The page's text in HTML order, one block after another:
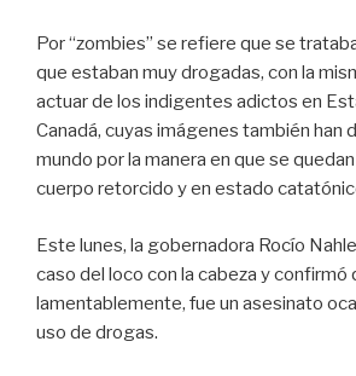
Por “zombies” se refiere que se
que estaban muy drogadas, con la
actuar de los indigentes adictos en
Canadá, cuyas imágenes también han
mundo por la manera en que se
cuerpo retorcido y en estado
Este lunes, la gobernadora Rocío
caso del loco con la cabeza y confirmó
lamentablemente, fue un asesinato
uso de drogas.